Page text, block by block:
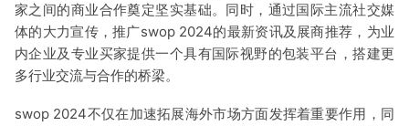
家之间的商业合作奠定坚实基础。同时，通过国际主流社交媒
体的大力宣传，推广swop 2024的最新资讯及展商推荐，为业
内企业及专业买家提供一个具有国际视野的包装平台，搭建更
多行业交流与合作的桥梁。
swop 2024不仅在加速拓展海外市场方面发挥着重要作用，同